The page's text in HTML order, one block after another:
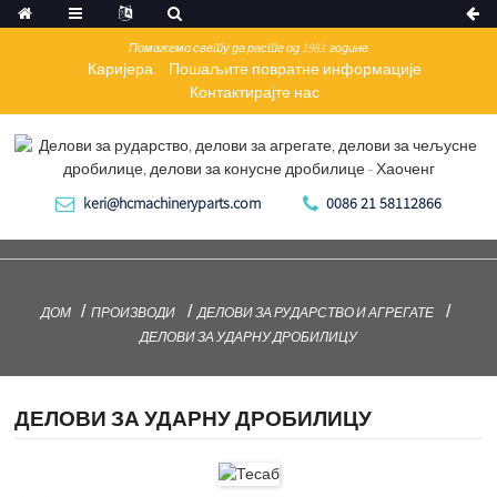
Помажемо свету да расте од 1983. године
Каријера
Пошаљите повратне информације
Контактирајте нас
keri@hcmachineryparts.com 0086 21 58112866
ДОМ ПРОИЗВОДИ
ДЕЛОВИ ЗА РУДАРСТВО И АГРЕГАТЕ
ДЕЛОВИ ЗА УДАРНУ ДРОБИЛИЦУ
ДЕЛОВИ ЗА УДАРНУ ДРОБИЛИЦУ